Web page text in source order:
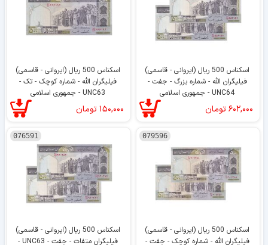
اسکناس 500 ریال (ایروانی - قاسمی)
فیلیگران الله - شماره بزرگ - جفت -
UNC64 - جمهوری اسلامی
۶۰۲,۰۰۰ تومان
اسکناس 500 ریال (ایروانی - قاسمی)
فیلیگران الله - شماره کوچک - تک -
UNC63 - جمهوری اسلامی
۱۵۰,۰۰۰ تومان
079596
اسکناس 500 ریال (ایروانی - قاسمی)
فیلیگران الله - شماره کوچک - جفت -
076591
اسکناس 500 ریال (ایروانی - قاسمی)
فیلیگران متفات - جفت - UNC63 -